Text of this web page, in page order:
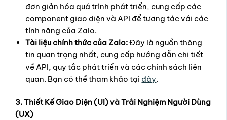
đơn giản hóa quá trình phát triển, cung cấp các
component giao diện và API để tương tác với các
tính năng của Zalo.
Tài liệu chính thức của Zalo:Đây là nguồn thông
tin quan trọng nhất, cung cấp hướng dẫn chi tiết
về API, quy tắc phát triển và các chính sách liên
quan. Bạn có thể tham khảo tại đây.
3. Thiết Kế Giao Diện (UI) và Trải Nghiệm Người Dùng
(UX)